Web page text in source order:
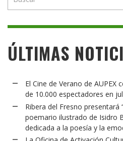
ÚLTIMAS
El Cine de Verano de
de 10.000 espectadores en
Ribera del Fresno presentará
poemario ilustrado de Isidro
dedicada a la poesía y la